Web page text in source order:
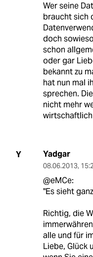
Wer seine
braucht sich
doch
schon
oder gar
bekannt zu
hat nun mal
sprechen.
nicht mehr
Y Yadgar
08.06.2013,
@eMCe:
"Es sieht
Richtig, die
alle und für
Liebe, Glück